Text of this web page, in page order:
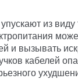
из
и вызывать
кабелей